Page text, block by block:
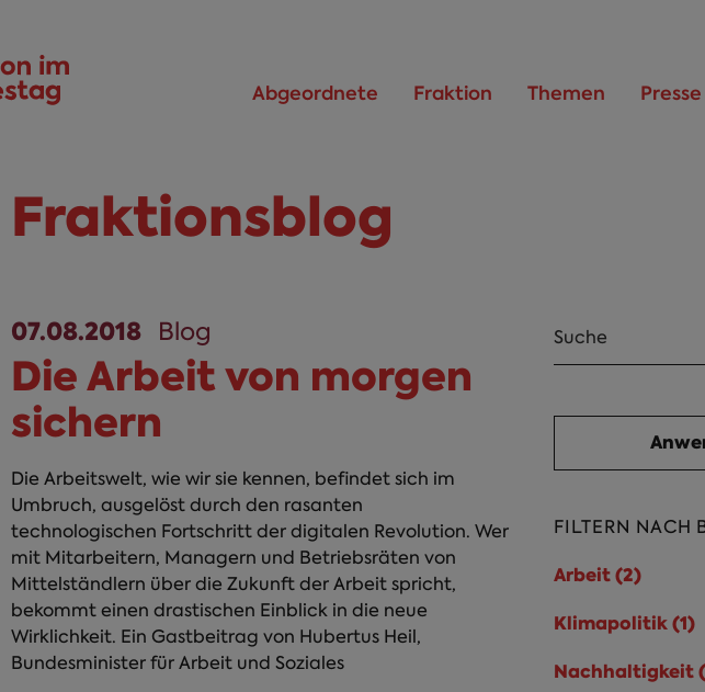
Abgeordnete Fraktion Themen Presse
Fraktionsblog
07.08.2018 Blog
Die Arbeit von morgen
sichern
Die Arbeitswelt, wie wir sie kennen, befindet sich im
Umbruch, ausgelöst durch den rasanten
technologischen Fortschritt der digitalen Revolution. Wer
mit Mitarbeitern, Managern und Betriebsräten von
Mittelständlern über die Zukunft der Arbeit spricht,
bekommt einen drastischen Einblick in die neue
Wirklichkeit. Ein Gastbeitrag von Hubertus Heil,
Bundesminister für Arbeit und Soziales
FILTERN NACH
Arbeit (2)
Klimapolitik (1)
Nachhaltigkeit